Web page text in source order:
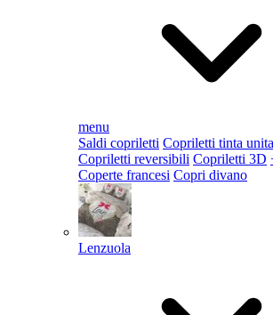
menu
Saldi copriletti Copriletti tinta unita
Copriletti reversibili Copriletti 3D
Coperte francesi Copri divano
Lenzuola